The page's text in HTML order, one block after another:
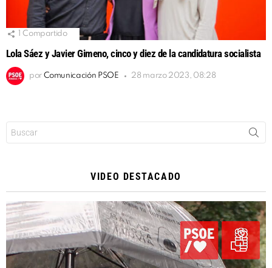
Compartido
Lola Sáez y Javier Gimeno, cinco y diez de la candidatura socialista
por Comunicación PSOE 28 marzo 2023, 08:28
VIDEO DESTACADO
Reproductor
de
vídeo